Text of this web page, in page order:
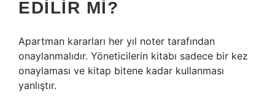
EDILIR MI?
Apartman kararları her yıl noter tarafından
onaylanmalıdır. Yöneticilerin kitabı sadece bir kez
onaylaması ve kitap bitene kadar kullanması
yanlıştır.